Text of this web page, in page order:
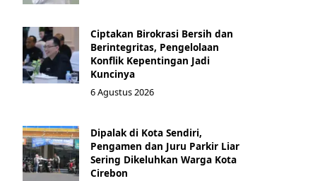
Ciptakan Birokrasi Bersih dan
Berintegritas, Pengelolaan
Konflik Kepentingan Jadi
Kuncinya
6 Agustus 2026
Dipalak di Kota Sendiri,
Pengamen dan Juru Parkir Liar
Sering Dikeluhkan Warga Kota
Cirebon